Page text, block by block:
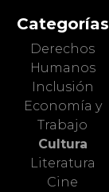
Categorías
Derechos
Humanos
Inclusión
Economía y
Trabajo
Cultura
Literatura
Cine